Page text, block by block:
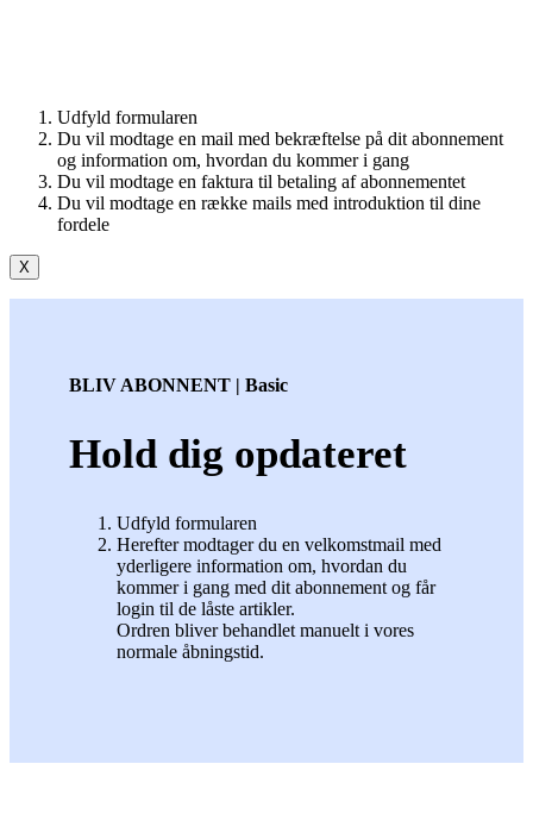
Udfyld formularen
Du vil modtage en mail med bekræftelse på dit abonnement
og information om, hvordan du kommer i gang
Du vil modtage en faktura til betaling af abonnementet
Du vil modtage en række mails med introduktion til dine
fordele
X
BLIV ABONNENT | Basic
Hold dig opdateret
Udfyld formularen
Herefter modtager du en velkomstmail med
yderligere information om, hvordan du
kommer i gang med dit abonnement og får
login til de låste artikler.
Ordren bliver behandlet manuelt i vores
normale åbningstid.